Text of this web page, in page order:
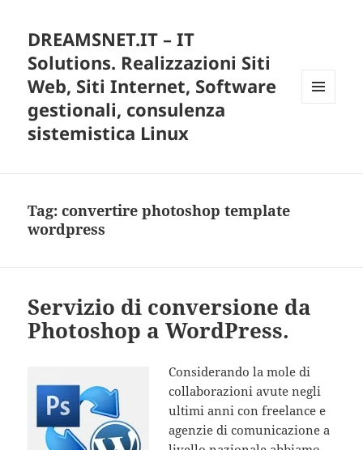
DREAMSNET.IT – IT
Solutions. Realizzazioni Siti
Web, Siti Internet, Software
gestionali, consulenza
sistemistica Linux
Tag:convertire photoshop template
wordpress
Servizio di conversione da
Photoshop a WordPress.
Considerando la mole di
collaborazioni avute negli
ultimi anni con freelance e
agenzie di comunicazione a